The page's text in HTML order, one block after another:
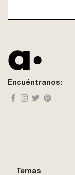
left
Encuéntranos:
Temas